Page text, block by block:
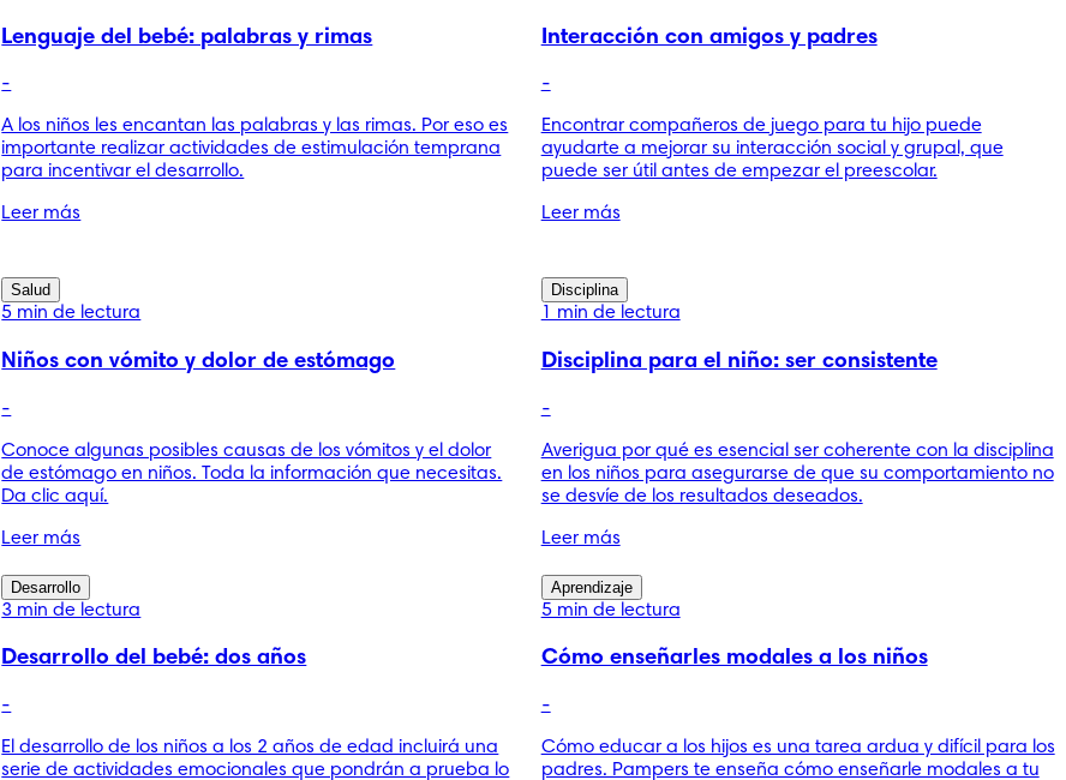
Lenguaje del bebé: palabras y rimas
-
A los niños les encantan las palabras y las rimas. Por eso es
importante realizar actividades de estimulación temprana
para incentivar el desarrollo.
Leer más
Interacción con amigos y padres
-
Encontrar compañeros de juego para tu hijo puede
ayudarte a mejorar su interacción social y grupal, que
puede ser útil antes de empezar el preescolar.
Leer más
Salud
5 min de lectura
Niños con vómito y dolor de estómago
-
Conoce algunas posibles causas de los vómitos y el dolor
de estómago en niños. Toda la información que necesitas.
Da clic aquí.
Leer más
Disciplina
1 min de lectura
Disciplina para el niño: ser consistente
-
Averigua por qué es esencial ser coherente con la disciplina
en los niños para asegurarse de que su comportamiento no
se desvíe de los resultados deseados.
Leer más
Desarrollo
3 min de lectura
Desarrollo del bebé: dos años
-
El desarrollo de los niños a los 2 años de edad incluirá una
serie de actividades emocionales que pondrán a prueba lo
Aprendizaje
5 min de lectura
Cómo enseñarles modales a los niños
-
Cómo educar a los hijos es una tarea ardua y difícil para los
padres. Pampers te enseña cómo enseñarle modales a tu